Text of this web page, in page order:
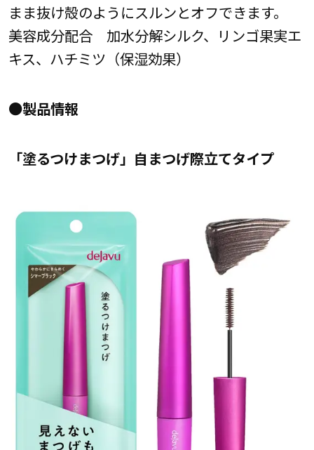
まま抜け殻のようにスルンとオフできます。
美容成分配合 加水分解シルク、リンゴ果実エ
キス、ハチミツ（保湿効果）
●製品情報
「塗るつけまつげ」自まつげ際立てタイプ